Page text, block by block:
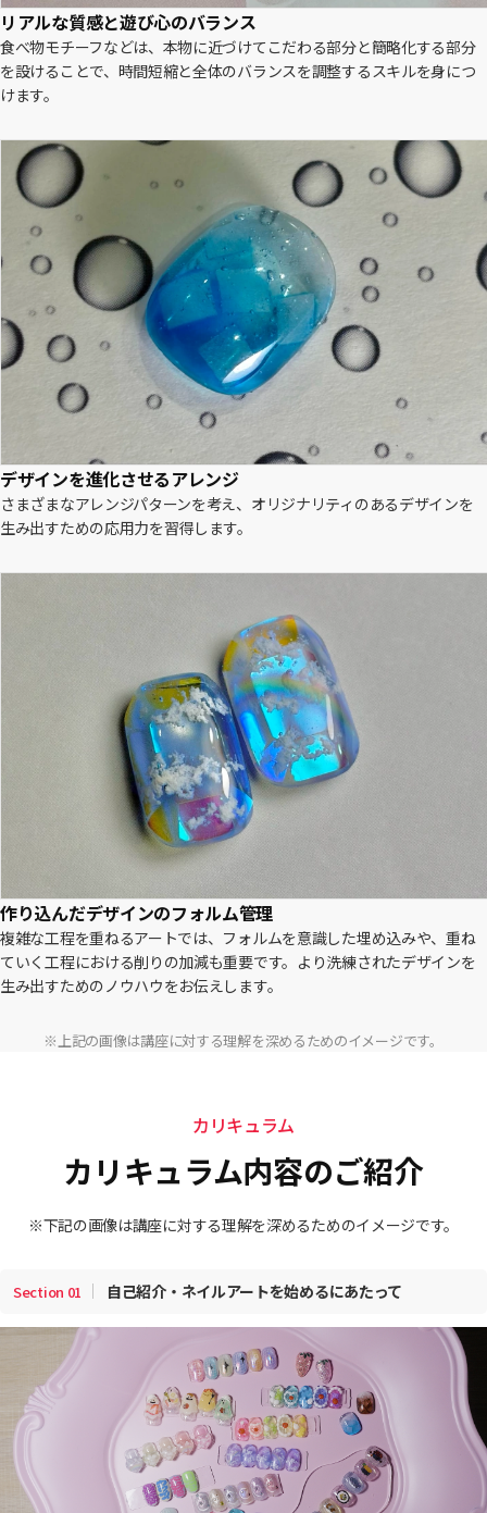
リアルな質感と遊び心のバランス
食べ物モチーフなどは、本物に近づけてこだわる部分と簡略化する部分
を設けることで、時間短縮と全体のバランスを調整するスキルを身につ
けます。
デザインを進化させるアレンジ
さまざまなアレンジパターンを考え、オリジナリティのあるデザインを
生み出すための応用力を習得します。
作り込んだデザインのフォルム管理
複雑な工程を重ねるアートでは、フォルムを意識した埋め込みや、重ね
ていく工程における削りの加減も重要です。より洗練されたデザインを
生み出すためのノウハウをお伝えします。
※上記の画像は講座に対する理解を深めるためのイメージです。
カリキュラム
カリキュラム内容のご紹介
※下記の画像は講座に対する理解を深めるためのイメージです。
Section 01 自己紹介・ネイルアートを始めるにあたって